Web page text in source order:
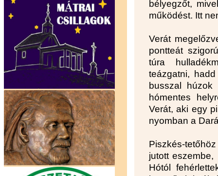
bélyegzőt,
működést. Itt
Verát
pontteát
túra
teázgatni,
busszal
hómentes
Verát, aki egy
nyomban a
Piszkés-
jutott
Hótól